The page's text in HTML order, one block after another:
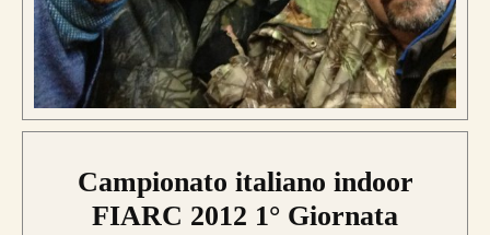
Campionato italiano indoor
FIARC 2012 1° Giornata